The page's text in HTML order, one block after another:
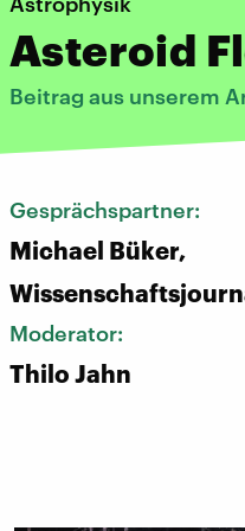
Asteroid
Beitrag aus unserem
Gesprächspartner:
Michael Büker,
Moderator:
Thilo Jahn